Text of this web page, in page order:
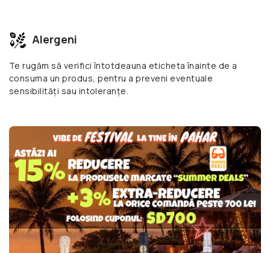
Alergeni
Te rugăm să verifici întotdeauna eticheta înainte de a
consuma un produs, pentru a preveni eventuale
sensibilități sau intoleranțe.